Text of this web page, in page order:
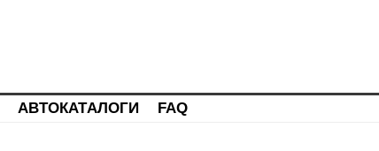
АВТОКАТАЛОГИ FAQ